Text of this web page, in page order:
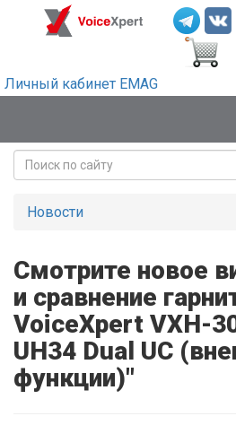
Личный кабинет EMAG
Новости
Смотрите новое
и сравнение
VoiceXpert VXH-
UH34 Dual UC
функции)"